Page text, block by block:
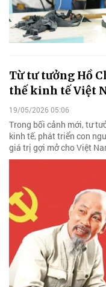
Từ tư tưởng Hồ
thế kinh tế Việt
19/05/2026 05:06
Trong bối cảnh mới, tư
kinh tế, phát triển con
giá trị gợi mở cho Việt